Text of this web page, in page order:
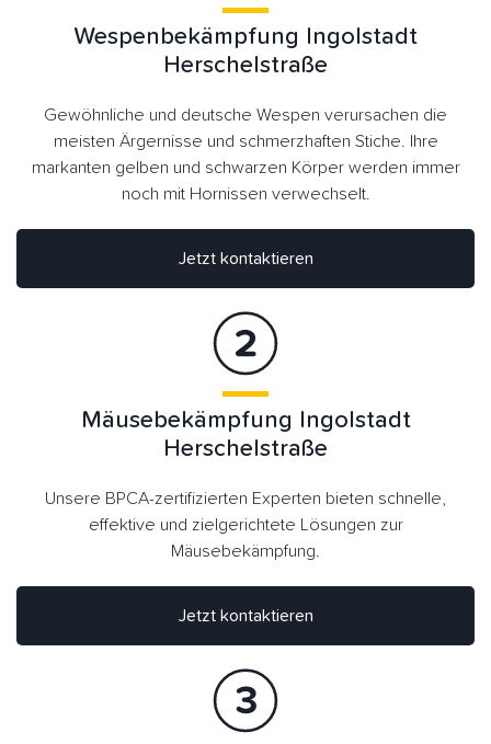
Wespenbekämpfung Ingolstadt
Herschelstraße
Gewöhnliche und deutsche Wespen verursachen die
meisten Ärgernisse und schmerzhaften Stiche. Ihre
markanten gelben und schwarzen Körper werden immer
noch mit Hornissen verwechselt.
Jetzt kontaktieren
Jetzt kontaktieren
Mäusebekämpfung Ingolstadt
Herschelstraße
Unsere BPCA-zertifizierten Experten bieten schnelle,
effektive und zielgerichtete Lösungen zur
Mäusebekämpfung.